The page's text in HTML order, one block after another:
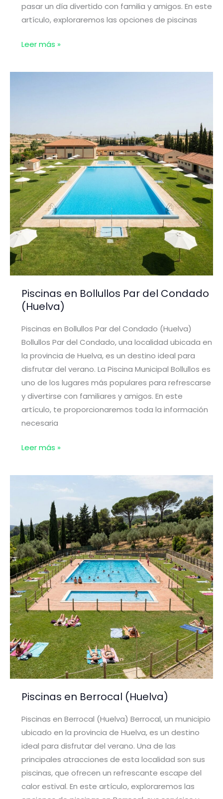
pasar un día divertido con familia y amigos. En este
artículo, exploraremos las opciones de piscinas
Piscinas
Bonares
Leer más »
Piscinas en Bollullos Par del Condado
(Huelva)
Piscinas en Bollullos Par del Condado (Huelva)
Bollullos Par del Condado, una localidad ubicada en
la provincia de Huelva, es un destino ideal para
disfrutar del verano. La Piscina Municipal Bollullos es
uno de los lugares más populares para refrescarse
y divertirse con familiares y amigos. En este
artículo, te proporcionaremos toda la información
necesaria
Piscinas
Bollullos
Condado
(Huelva)
Leer más »
Piscinas en Berrocal (Huelva)
Piscinas en Berrocal (Huelva) Berrocal, un municipio
ubicado en la provincia de Huelva, es un destino
ideal para disfrutar del verano. Una de las
principales atracciones de esta localidad son sus
piscinas, que ofrecen un refrescante escape del
calor estival. En este artículo, exploraremos las